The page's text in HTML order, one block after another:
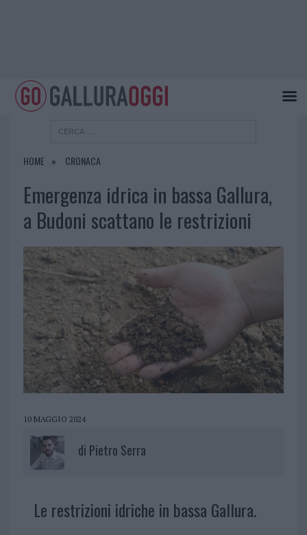
HOME CRONACA
Emergenza idrica in bassa Gallura,
a Budoni scattano le restrizioni
10 MAGGIO 2024
di Pietro Serra
Le restrizioni idriche in bassa Gallura.